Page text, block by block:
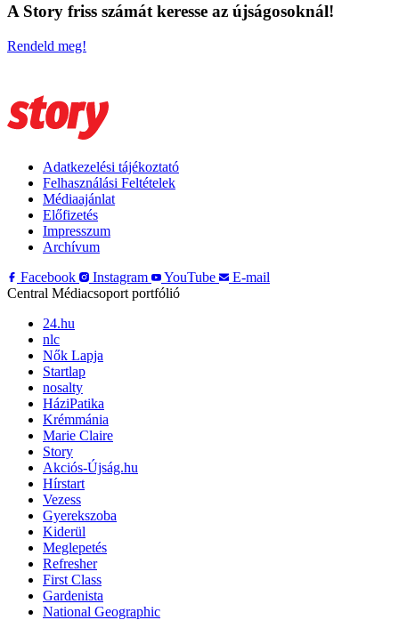
A Story friss számát keresse az újságosoknál!
Rendeld meg!
Adatkezelési tájékoztató
Felhasználási Feltételek
Médiaajánlat
Előfizetés
Impresszum
Archívum
Facebook
Instagram YouTube
E-mail
Central Médiacsoport portfólió
24.hu
nlc
Nők Lapja
Startlap
nosalty
HáziPatika
Krémmánia
Marie Claire
Story
Akciós-Újság.hu
Hírstart
Vezess
Gyerekszoba
Kiderül
Meglepetés
Refresher
First Class
Gardenista
National Geographic